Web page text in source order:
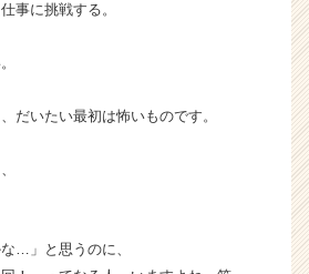
C
事に挑戦する。
だいたい最初は怖いものです。
…」と思うのに、